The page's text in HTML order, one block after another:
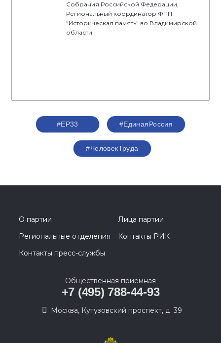
Собрания Российской Федерации,
Региональный координатор ФПП
"Историческая память" во Владимирской
области
#ЕР33 #‎ЕдинаяРоссия
#ЧеловекТруда
О партии
Лица партии
Региональные отделения
Контакты РИК
Контакты пресс-службы
Общественная приемная
+7 (495) 788-44-93
Москва, Кутузовский проспект, д. 39